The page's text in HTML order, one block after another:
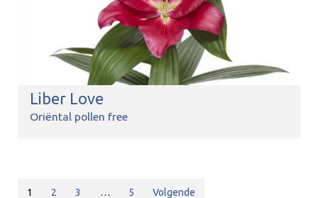
Liber Love
Oriëntal pollen free
1 2 3 … 5 Volgende